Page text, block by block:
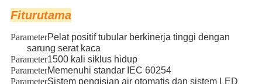
Fiturutama
ParameterPelat positif tubular berkinerja tinggi dengan
sarung serat kaca
Parameter1500 kali siklus hidup
ParameterMemenuhi standar IEC 60254
ParameterSistem pengisian air otomatis dan sistem LED